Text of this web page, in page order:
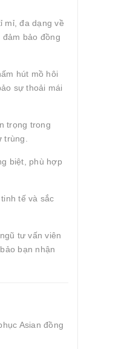
mỉ, đa dạng về
bảo đồng
hút mồ hôi
sự thoải mái
trọng trong
biệt, phù hợp
tế và sắc
tư vấn viên
bạn nhận
Asian đồng